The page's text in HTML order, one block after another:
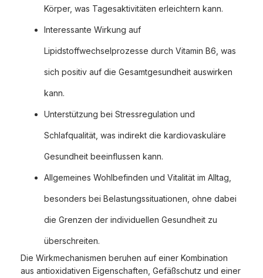
Körper, was Tagesaktivitäten erleichtern kann.
Interessante Wirkung auf
Lipidstoffwechselprozesse durch Vitamin B6, was
sich positiv auf die Gesamtgesundheit auswirken
kann.
Unterstützung bei Stressregulation und
Schlafqualität, was indirekt die kardiovaskuläre
Gesundheit beeinflussen kann.
Allgemeines Wohlbefinden und Vitalität im Alltag,
besonders bei Belastungssituationen, ohne dabei
die Grenzen der individuellen Gesundheit zu
überschreiten.
Die Wirkmechanismen beruhen auf einer Kombination
aus antioxidativen Eigenschaften, Gefäßschutz und einer